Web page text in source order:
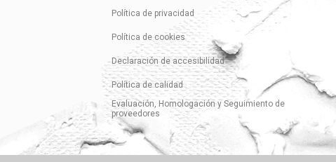
Política de privacidad
Política de cookies
Declaración de accesibilidad
Política de calidad
Evaluación, Homologación y Seguimiento de
proveedores